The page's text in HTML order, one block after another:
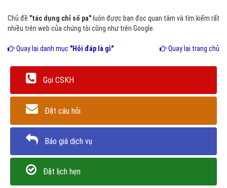
Chủ đề "tác dụng chỉ số pa" luôn được bạn đọc quan tâm và tìm kiếm rất
nhiều trên web của chúng tôi cũng như trên Google.
Quay lại danh mục "Hỏi đáp là gì" Quay lại trang chủ
Gọi CSKH
Đặt câu hỏi
Báo giá dịch vụ
Đặt lịch hẹn